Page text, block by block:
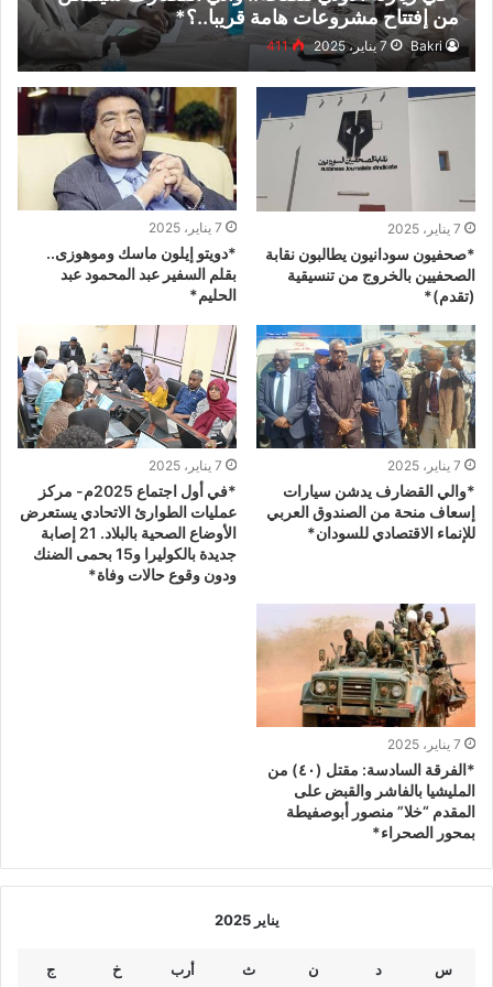
من إفتتاح مشروعات هامة قريبا..؟*
Bakri 7 يناير، 2025 411
7 يناير، 2025
*صحفيون سودانيون يطالبون نقابة
الصحفيين بالخروج من تنسيقية
(تقدم)*
7 يناير، 2025
*دويتو إيلون ماسك وموهوزى..
بقلم السفير عبد المحمود عبد
الحليم*
7 يناير، 2025
*والي القضارف يدشن سيارات
إسعاف منحة من الصندوق العربي
للإنماء الاقتصادي للسودان*
7 يناير، 2025
*في أول اجتماع 2025م- مركز
عمليات الطوارئ الاتحادي يستعرض
الأوضاع الصحية بالبلاد. 21 إصابة
جديدة بالكوليرا و15 بحمى الضنك
ودون وقوع حالات وفاة*
7 يناير، 2025
*الفرقة السادسة: مقتل (٤٠) من
المليشيا بالفاشر والقبض على
المقدم “خلا” منصور أبوصفيطة
بمحور الصحراء*
يناير 2025
س د ن ث أرب خ ج